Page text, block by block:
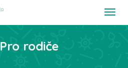
T
Hledat
Pro rodiče